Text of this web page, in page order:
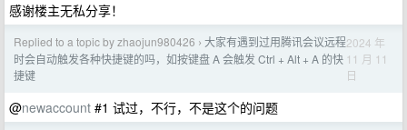
感谢楼主无私分享！
Replied to a topic by zhaojun980426 › 大家有遇到过用腾讯会议远程
时会自动触发各种快捷键的吗，如按键盘 A 会触发 Ctrl + Alt + A 的快
捷键
2024 年
11 月 11
日
@newaccount #1 试过，不行，不是这个的问题